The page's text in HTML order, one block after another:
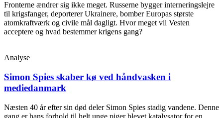
Fronterne ændrer sig ikke meget. Russerne bygger interneringslejre
til krigsfanger, deporterer Ukrainere, bomber Europas største
atomkraftværk og civile mål dagligt. Hvor meget vil Vesten
acceptere og hvad bestemmer krigens gang?
Analyse
Simon Spies skaber kø ved håndvasken i
mediedanmark
Næsten 40 år efter sin død deler Simon Spies stadig vandene. Denne
gang er hans forhold til helt unge piger blevet katalysator for en